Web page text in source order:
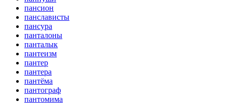
пансион
панслависты
пансура
панталоны
панталык
пантеизм
пантер
пантера
пантёма
пантограф
пантомима